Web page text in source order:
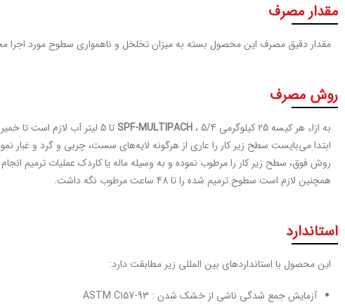
مقدار مصرف
مقدار دقيق مصرف اين محصول بسته به میزان تخلخل و ناهمواری‌ سطوح مورد اجرا محاسبه می گردد. حدوداً برای پوشش هر
روش مصرف
به ازاء هر کیسه 25 کیلوگرمی SPF-MULTIPACH ، 5/4 تا 5 لیتر آب لازم است تا خمیر مناسب جهت ترمیم حاصل گردد.
روش فوق، سطح زیر کار را مرطوب نموده و به وسیله ماله یا کاردک عملیات ترمیم
همچنین لازم است سطوح ترمیم شده را تا 48 ساعت مرطوب نگه داشت.
استاندارد
این محصول با استانداردهای بین المللی زیر مطابقت دارد:
آزمایش جمع شدگی ناشی از خشک شدن : ASTM C157-93